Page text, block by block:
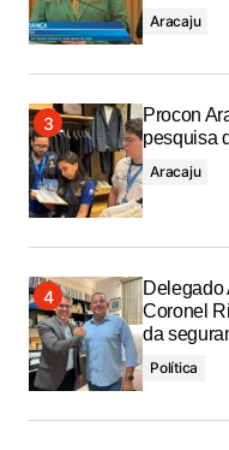
Aracaju
Procon
pesquisa
Aracaju
Delegado
Coronel
da
Política